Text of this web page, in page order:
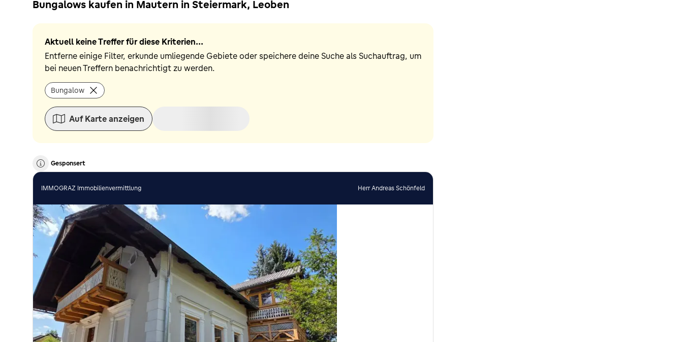
Bungalows kaufen in Mautern in Steiermark, Leoben
Aktuell keine Treffer für diese Kriterien...
Entferne einige Filter, erkunde umliegende Gebiete oder speichere deine Suche als Suchauftrag, um
bei neuen Treffern benachrichtigt zu werden.
Bungalow
Auf Karte anzeigen
Gesponsert
IMMOGRAZ Immobilienvermittlung Herr Andreas Schönfeld